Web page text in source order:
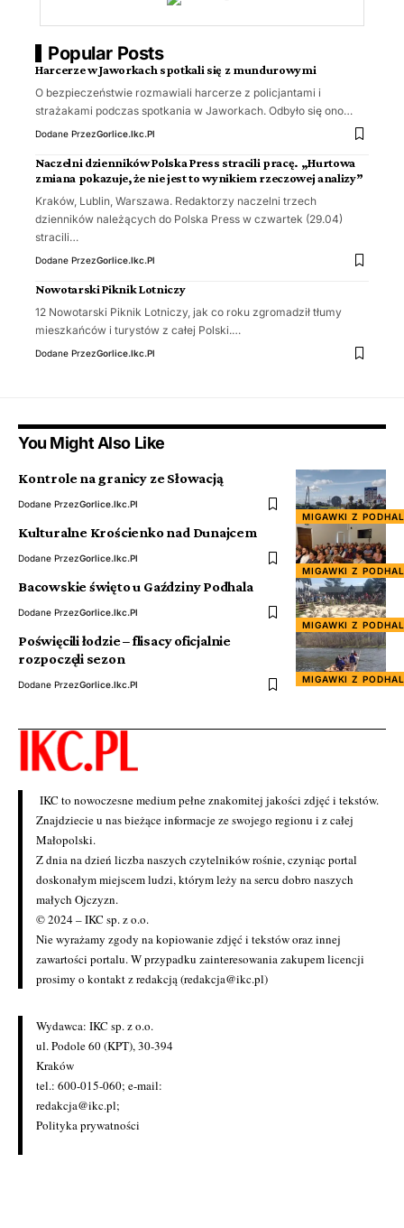
Popular Posts
Harcerze w Jaworkach spotkali się z mundurowymi
O bezpieczeństwie rozmawiali harcerze z policjantami i
strażakami podczas spotkania w Jaworkach. Odbyło się ono…
Dodane PrzezGorlice.ikc.pl
Naczelni dzienników Polska Press stracili pracę. „Hurtowa
zmiana pokazuje, że nie jest to wynikiem rzeczowej analizy”
Kraków, Lublin, Warszawa. Redaktorzy naczelni trzech
dzienników należących do Polska Press w czwartek (29.04)
stracili…
Dodane PrzezGorlice.ikc.pl
Nowotarski Piknik Lotniczy
12 Nowotarski Piknik Lotniczy, jak co roku zgromadził tłumy
mieszkańców i turystów z całej Polski.…
Dodane PrzezGorlice.ikc.pl
You Might Also Like
MIGAWKI Z
Kontrole na granicy ze Słowacją
Dodane PrzezGorlice.ikc.pl
MIGAWKI Z
Kulturalne Krościenko nad Dunajcem
Dodane PrzezGorlice.ikc.pl
MIGAWKI Z
Bacowskie święto u Gaździny Podhala
Dodane PrzezGorlice.ikc.pl
MIGAWKI Z
Poświęcili łodzie – flisacy oficjalnie
rozpoczęli sezon
Dodane PrzezGorlice.ikc.pl
IKC to nowoczesne medium pełne znakomitej jakości zdjęć i tekstów.
Znajdziecie u nas bieżące informacje ze swojego regionu i z całej
Małopolski.
Z dnia na dzień liczba naszych czytelników rośnie, czyniąc portal
doskonałym miejscem ludzi, którym leży na sercu dobro naszych
małych Ojczyzn.
© 2024 – IKC sp. z o.o.
Nie wyrażamy zgody na kopiowanie zdjęć i tekstów oraz innej
zawartości portalu. W przypadku zainteresowania zakupem licencji
prosimy o kontakt z redakcją (redakcja@ikc.pl)
Wydawca: IKC sp. z o.o.
ul. Podole 60 (KPT), 30-394
Kraków
tel.: 600-015-060; e-mail:
redakcja@ikc.pl;
Polityka prywatności